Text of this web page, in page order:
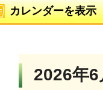
カレンダーを表示
2026年6